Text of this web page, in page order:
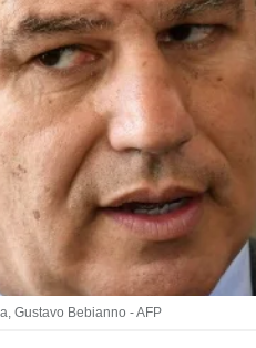
Gustavo Bebianno - AFP